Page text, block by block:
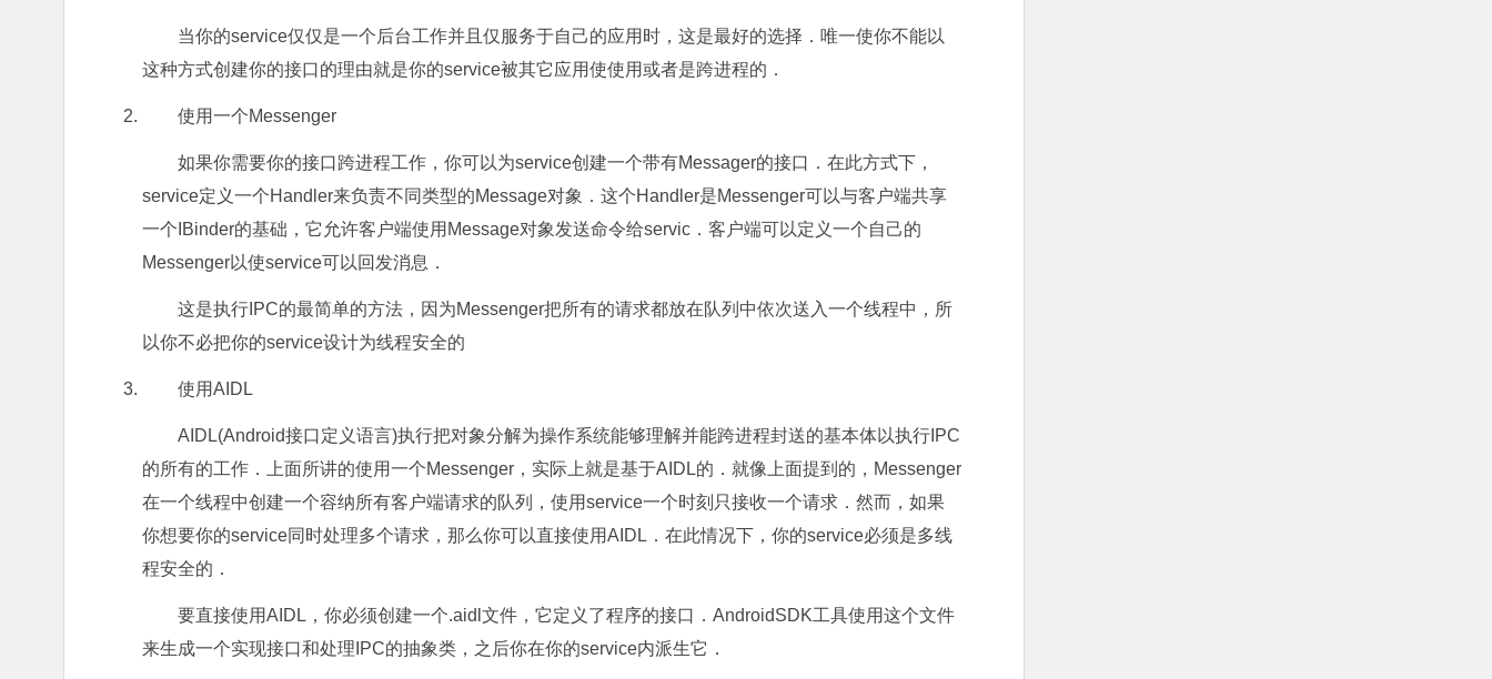
当你的service仅仅是一个后台工作并且仅服务于自己的应用时，这是最好的选择．唯一使你不能以
这种方式创建你的接口的理由就是你的service被其它应用使使用或者是跨进程的．
使用一个Messenger
如果你需要你的接口跨进程工作，你可以为service创建一个带有Messager的接口．在此方式下，
service定义一个Handler来负责不同类型的Message对象．这个Handler是Messenger可以与客户端共享
一个IBinder的基础，它允许客户端使用Message对象发送命令给servic．客户端可以定义一个自己的
Messenger以使service可以回发消息．
这是执行IPC的最简单的方法，因为Messenger把所有的请求都放在队列中依次送入一个线程中，所
以你不必把你的service设计为线程安全的
使用AIDL
AIDL(Android接口定义语言)执行把对象分解为操作系统能够理解并能跨进程封送的基本体以执行IPC
的所有的工作．上面所讲的使用一个Messenger，实际上就是基于AIDL的．就像上面提到的，Messenger
在一个线程中创建一个容纳所有客户端请求的队列，使用service一个时刻只接收一个请求．然而，如果
你想要你的service同时处理多个请求，那么你可以直接使用AIDL．在此情况下，你的service必须是多线
程安全的．
要直接使用AIDL，你必须创建一个.aidl文件，它定义了程序的接口．AndroidSDK工具使用这个文件
来生成一个实现接口和处理IPC的抽象类，之后你在你的service内派生它．